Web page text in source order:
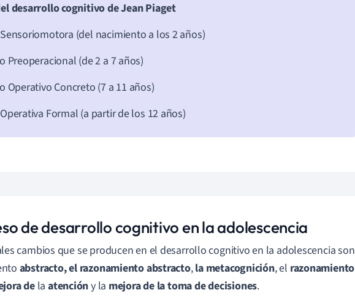
desarrollo cognitivo de Jean Piaget
(del nacimiento a los 2 años)
Preoperacional (de 2 a 7 años)
Operativo Concreto (7 a 11 años)
Formal (a partir de los 12 años)
de desarrollo cognitivo en la adolescencia
cambios que se producen en el desarrollo cognitivo en la adolescencia son
abstracto, el razonamiento abstracto,la metacognición, el razonamiento
dela atencióny la mejora de latoma de decisiones.